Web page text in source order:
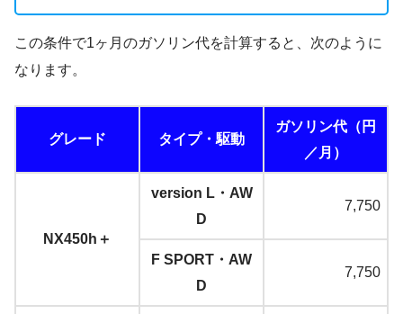
この条件で1ヶ月のガソリン代を計算すると、次のように
なります。
グレード タイプ・駆動
ガソリン代（円
／月）
NX450h＋
version L・AW
D
7,750
F SPORT・AW
D
7,750